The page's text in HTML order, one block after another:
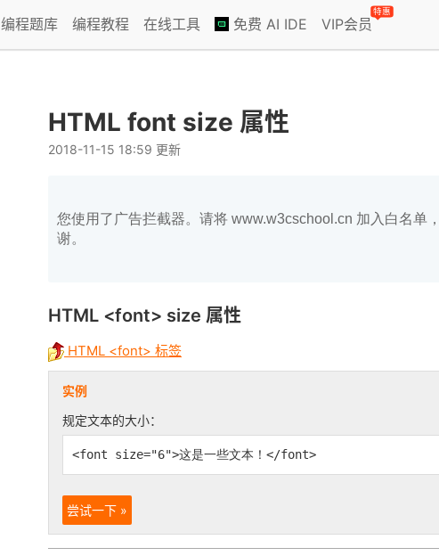
编程题库 编程教程 在线工具 免费 AI IDE VIP会员
特惠
HTML font size 属性
2018-11-15 18:59 更新
您使用了广告拦截器。请将 www.w3cschool.cn 加入白名单
谢。
HTML <font> size 属性
HTML <font> 标签
实例
规定文本的大小：
<font size="6">这是一些文本！</font>
尝试一下 »